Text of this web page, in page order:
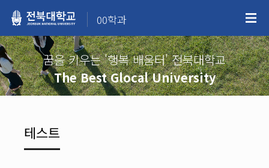
00학과
꿈을 키우는 '행복 배움터' 전북대학교
The Best Glocal University
테스트